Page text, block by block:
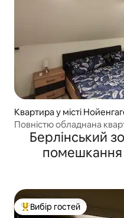
Квартира у місті
Повністю обладнана
Берлінський
помешкання
Топ вибір гостей
Вибір гостей